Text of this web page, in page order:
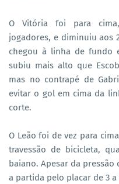
O Vitória foi para
jogadores, e diminuiu aos
chegou à linha de fundo
subiu mais alto que
mas no contrapé de
evitar o gol em cima da
corte.
O Leão foi de vez para
travessão de bicicleta,
baiano. Apesar da
a partida pelo placar de 3 a